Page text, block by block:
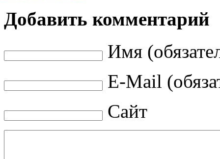
Добавить комментарий
Имя
E-Mail
Сайт